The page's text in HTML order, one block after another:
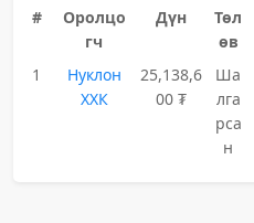
#
Оролцо
гч
Дүн
Төл
өв
1
Нуклон
ХХК
25,138,6
00 ₮
Ша
лга
рса
н